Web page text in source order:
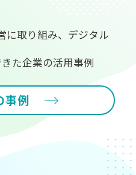
に取り組み、デジタル
た企業の活用事例
事例